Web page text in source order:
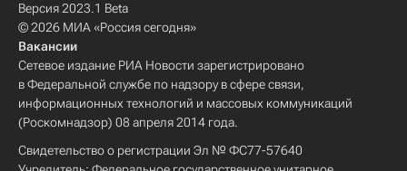
Версия 2023.1 Beta
© 2026 МИА «Россия сегодня»
Вакансии
Сетевое издание РИА Новости зарегистрировано
в Федеральной службе по надзору в сфере связи,
информационных технологий и массовых коммуникаций
(Роскомнадзор) 08 апреля 2014 года.
Свидетельство о регистрации Эл № ФС77-57640